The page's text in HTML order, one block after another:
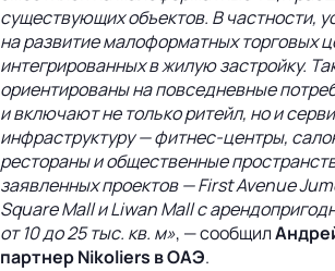
существующих объектов. В частности,
на развитие малоформатных торговых
интегрированных в жилую застройку.
ориентированы на повседневные
и включают не только ритейл, но и
инфраструктуру —фитнес-центры,
рестораны и общественные
заявленных проектов — First Avenue
Square Mall и Liwan Mall с
от 10 до 25 тыс. кв. м», — сообщил
партнер Nikoliers в ОАЭ.